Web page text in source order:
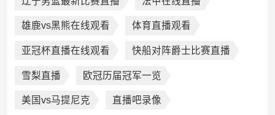
雄鹿vs黑熊在线观看 体育直播观看
亚冠杯直播在线观看 快船对阵爵士比赛直播
雪梨直播 欧冠历届冠军一览
美国vs马提尼克 直播吧录像